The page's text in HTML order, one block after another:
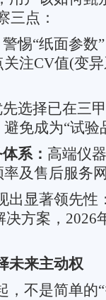
三点：
惕“纸面参数
注CV值(变
选择已在三
免成为“试验
系： 高端仪
及售后服务
出显著领先性
方案，2026
未来主动权
，不是简单的